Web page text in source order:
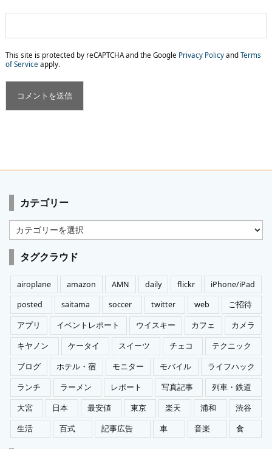
This site is protected by reCAPTCHA and the Google Privacy Policy and Terms
of Service apply.
カテゴリー
カ
テ
ゴ
リ
ー
タグクラウド
airoplane amazon AMN daily flickr
iPhone/iPad
posted
saitama soccer twitter web
ご招待
アプリ
イベントレポート ウイスキー カフェ
カメラ
キヤノン
ケータイ スイーツ チェコ
テクニック
ブログ
ホテル・宿 モニター モバイル
ライフハック
ランチ
ラーメン レポート 写真記事
列車・鉄道
大宮
日本 最安値 東京 楽天 浦和
渋谷
生活
百式 記事広告 車 音楽 食